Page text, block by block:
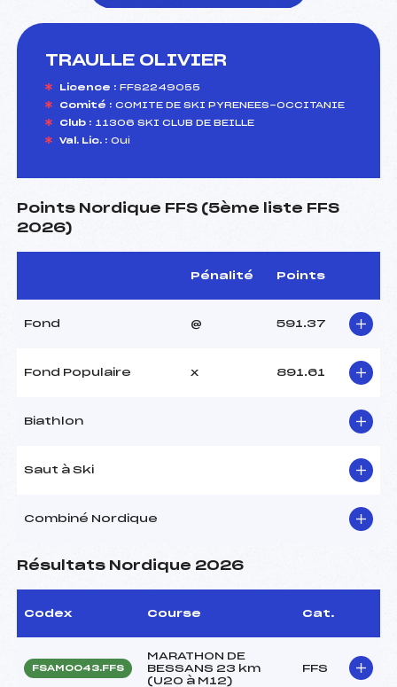
TRAULLE OLIVIER
Licence : FFS2249055
Comité : COMITE DE SKI PYRENEES-OCCITANIE
Club : 11306 SKI CLUB DE BEILLE
Val. Lic. : Oui
Points Nordique FFS (5ème liste FFS
2026)
Pénalité Points
Fond @ 591.37
Fond Populaire x 891.61
Biathlon
Saut à Ski
Combiné Nordique
Résultats Nordique 2026
Codex Course Cat.
FSAM0043.FFS
MARATHON DE
BESSANS 23 km
(U20 à M12)
FFS